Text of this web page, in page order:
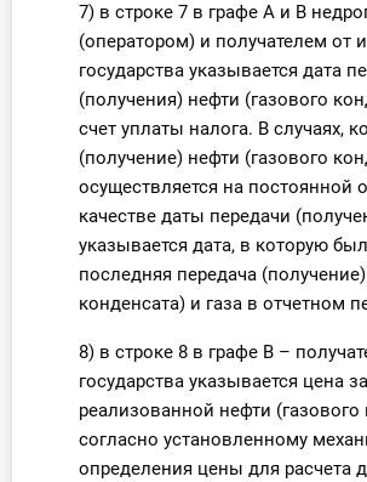
7) в строке 7 в графе А и В
(оператором) и получателем от
государства указывается дата
(получения) нефти (газового
счет уплаты налога. В случаях,
(получение) нефти (газового
осуществляется на постоянной
качестве даты передачи
указывается дата, в которую
последняя передача
конденсата) и газа в отчетном
8) в строке 8 в графе В –
государства указывается цена
реализованной нефти (газового
согласно установленному
определения цены для расчета